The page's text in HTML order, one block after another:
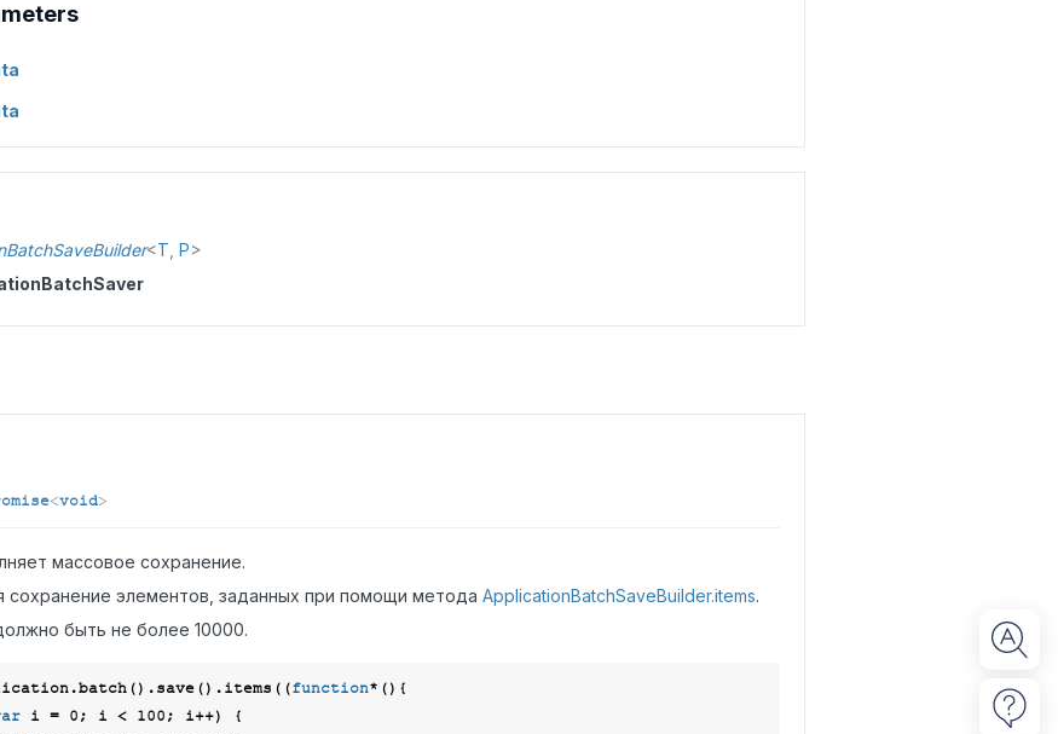
<T P>
<void>
массовое сохранение.
сохранение элементов, заданных при помощи метода ApplicationBatchSaveBuilder.items.
быть не более 10000.
function*() {
i = 0; i < 100; i++) {